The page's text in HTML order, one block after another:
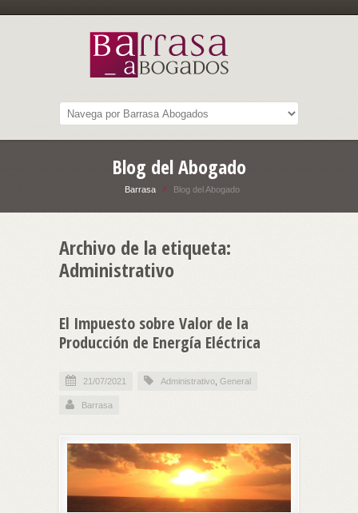
Blog del Abogado
Barrasa Blog del Abogado
Archivo de la etiqueta:
Administrativo
El Impuesto sobre Valor de la
Producción de Energía Eléctrica
21/07/2021 Administrativo General
Barrasa